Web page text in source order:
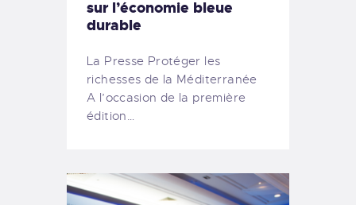
sur l’économie bleue
durable
La Presse Protéger les
richesses de la Méditerranée
A l’occasion de la première
édition…